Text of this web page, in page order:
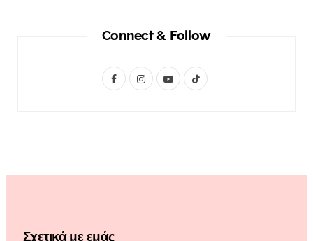
Connect & Follow
F
b
I
a
Y
u
T
o
Σχετικά με εμάς